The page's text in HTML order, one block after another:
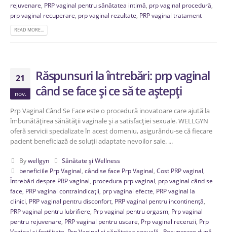
rejuvenare PRP vaginal pentru sănătatea intimă prp vaginal procedură
prp vaginal recuperare prp vaginal rezultate PRP vaginal tratament
READ MORE...
21
nov.
Răspunsuri la întrebări: prp vaginal
când se face și ce să te aștepți
Prp Vaginal Când Se Face este o procedură inovatoare care ajută la
îmbunătățirea sănătății vaginale și a satisfacției sexuale. WELLGYN
oferă servicii specializate în acest domeniu, asigurându-se că fiecare
pacient beneficiază de soluții adaptate nevoilor sale. ...
Bywellgyn
Sănătate și Wellness
beneficiile Prp Vaginal când se face Prp Vaginal Cost PRP vaginal
Întrebări despre PRP vaginal procedura prp vaginal prp vaginal când se
face PRP vaginal contraindicații prp vaginal efecte PRP vaginal la
clinici PRP vaginal pentru disconfort PRP vaginal pentru incontinență
PRP vaginal pentru lubrifiere Prp vaginal pentru orgasm Prp vaginal
pentru rejuvenare PRP vaginal pentru uscare Prp vaginal recenzii Prp